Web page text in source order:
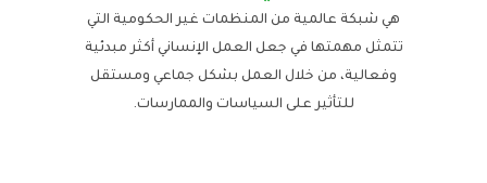
هي شبكة عالمية من المنظمات غير الحكومية التي
تتمثل مهمتها في جعل العمل الإنساني أكثر مبدئية
وفعالية، من خلال العمل بشكل جماعي ومستقل
للتأثير على السياسات والممارسات.